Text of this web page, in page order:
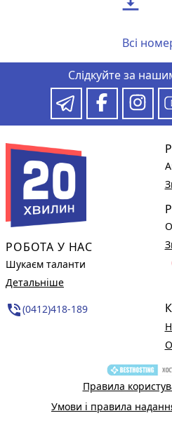
Всі
Слідкуйте за
РОБОТА У НАС
Шукаєм таланти
Детальніше
phone_in_talk(0412)418-189
Правила
Умови і правила